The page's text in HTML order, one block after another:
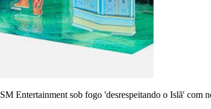
SM Entertainment sob fogo 'desrespeitando o Islã' com